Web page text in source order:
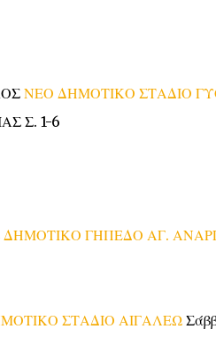
ΝΕΟ ΔΗΜΟΤΙΚΟ ΣΤΑΔΙΟ
Σ. 1-6
ΔΗΜΟΤΙΚΟ ΓΗΠΕΔΟ ΑΓ.
ΣΤΑΔΙΟ ΑΙΓΑΛΕΩ